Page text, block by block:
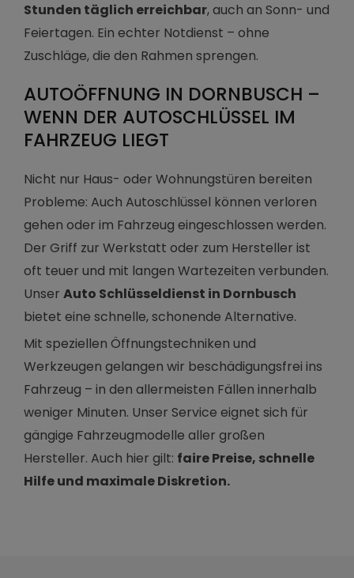
Stunden täglich erreichbar, auch an Sonn- und
Feiertagen. Ein echter Notdienst – ohne
Zuschläge, die den Rahmen sprengen.
AUTOÖFFNUNG IN DORNBUSCH –
WENN DER AUTOSCHLÜSSEL IM
FAHRZEUG LIEGT
Nicht nur Haus- oder Wohnungstüren bereiten
Probleme: Auch Autoschlüssel können verloren
gehen oder im Fahrzeug eingeschlossen werden.
Der Griff zur Werkstatt oder zum Hersteller ist
oft teuer und mit langen Wartezeiten verbunden.
Unser Auto Schlüsseldienst in Dornbusch
bietet eine schnelle, schonende Alternative.
Mit speziellen Öffnungstechniken und
Werkzeugen gelangen wir beschädigungsfrei ins
Fahrzeug – in den allermeisten Fällen innerhalb
weniger Minuten. Unser Service eignet sich für
gängige Fahrzeugmodelle aller großen
Hersteller. Auch hier gilt: faire Preise, schnelle
Hilfe und maximale Diskretion.